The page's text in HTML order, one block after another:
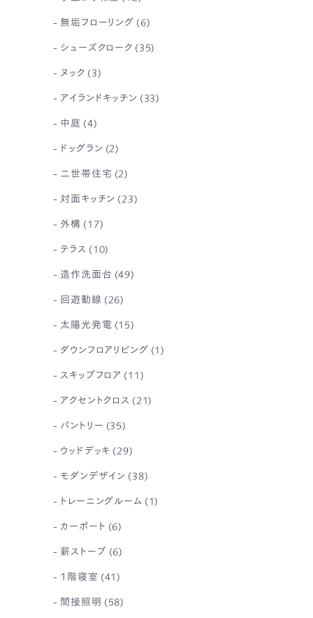
無垢フローリング (6)
シューズクローク (35)
ヌック (3)
アイランドキッチン (33)
中庭 (4)
ドッグラン (2)
二世帯住宅 (2)
対面キッチン (23)
外構 (17)
テラス (10)
造作洗面台 (49)
回遊動線 (26)
太陽光発電 (15)
ダウンフロアリビング (1)
スキップフロア (11)
アクセントクロス (21)
パントリー (35)
ウッドデッキ (29)
モダンデザイン (38)
トレーニングルーム (1)
カーポート (6)
薪ストーブ (6)
1階寝室 (41)
間接照明 (58)